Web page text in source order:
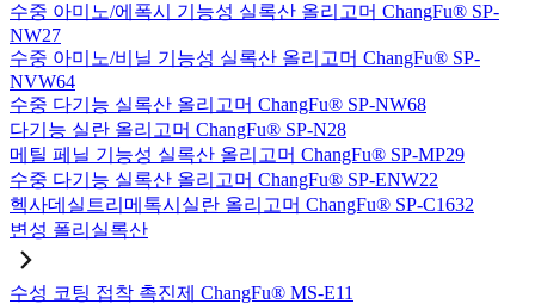
수중 아미노/에폭시 기능성 실록산 올리고머 ChangFu® SP-
NW27
수중 아미노/비닐 기능성 실록산 올리고머 ChangFu® SP-
NVW64
수중 다기능 실록산 올리고머 ChangFu® SP-NW68
다기능 실란 올리고머 ChangFu® SP-N28
메틸 페닐 기능성 실록산 올리고머 ChangFu® SP-MP29
수중 다기능 실록산 올리고머 ChangFu® SP-ENW22
헥사데실트리메톡시실란 올리고머 ChangFu® SP-C1632
변성 폴리실록산
수성 코팅 접착 촉진제 ChangFu® MS-E11